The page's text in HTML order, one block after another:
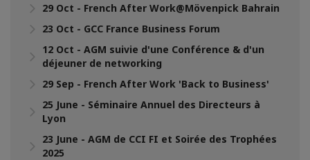
29 Oct - French After Work@Mövenpick Bahrain
23 Oct - GCC France Business Forum
12 Oct - AGM suivie d'une Conférence & d'un
déjeuner de networking
29 Sep - French After Work 'Back to Business'
25 June - Séminaire Annuel des Directeurs à
Lyon
23 June - AGM de CCI FI et Soirée des Trophées
2025